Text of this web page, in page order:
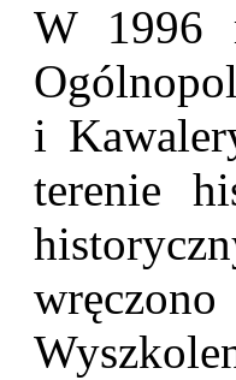
W 1996
i
terenie